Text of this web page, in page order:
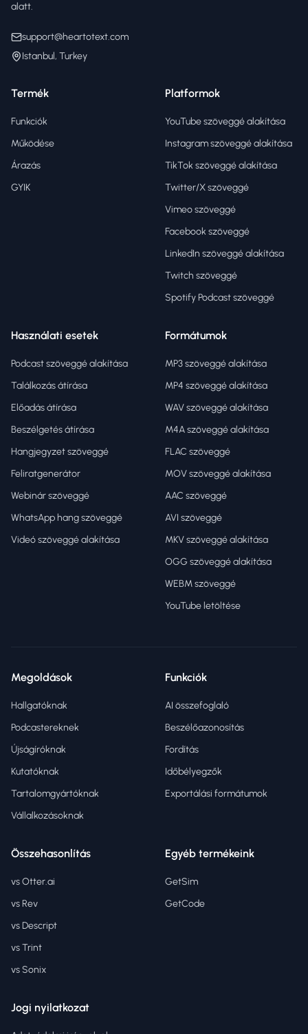
alatt.
support@heartotext.com
Istanbul, Turkey
Termék
Funkciók
Működése
Árazás
GYIK
Platformok
YouTube szöveggé alakítása
Instagram szöveggé alakítása
TikTok szöveggé alakítása
Twitter/X szöveggé
Vimeo szöveggé
Facebook szöveggé
LinkedIn szöveggé alakítása
Twitch szöveggé
Spotify Podcast szöveggé
Használati esetek
Podcast szöveggé alakítása
Találkozás átírása
Előadás átírása
Beszélgetés átírása
Hangjegyzet szöveggé
Feliratgenerátor
Webinár szöveggé
WhatsApp hang szöveggé
Videó szöveggé alakítása
Formátumok
MP3 szöveggé alakítása
MP4 szöveggé alakítása
WAV szöveggé alakítása
M4A szöveggé alakítása
FLAC szöveggé
MOV szöveggé alakítása
AAC szöveggé
AVI szöveggé
MKV szöveggé alakítása
OGG szöveggé alakítása
WEBM szöveggé
YouTube letöltése
Megoldások
Hallgatóknak
Podcastereknek
Újságíróknak
Kutatóknak
Tartalomgyártóknak
Vállalkozásoknak
Funkciók
AI összefoglaló
Beszélőazonosítás
Fordítás
Időbélyegzők
Exportálási formátumok
Összehasonlítás
vs Otter.ai
vs Rev
vs Descript
vs Trint
vs Sonix
Egyéb termékeink
GetSim
GetCode
Jogi nyilatkozat